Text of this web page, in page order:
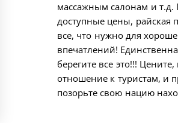
массажным салонам и
доступные цены, райская
все, что нужно для
впечатлений!
берегите все это!!!
отношение к туристам, и
позорьте свою нацию